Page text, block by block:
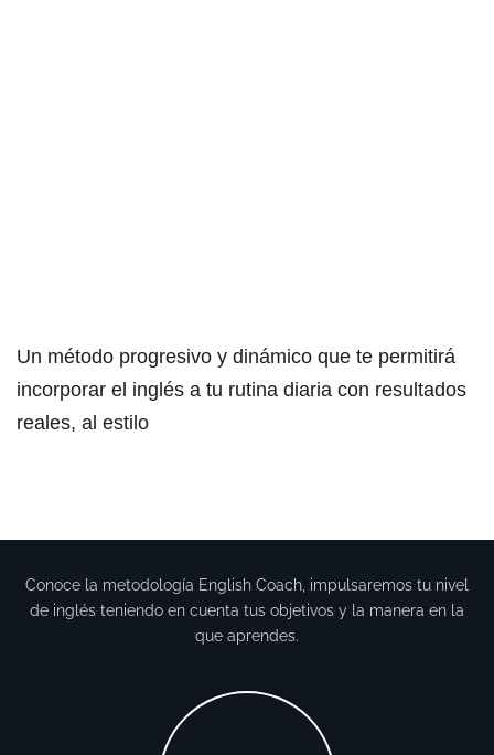
Un método progresivo y dinámico que te permitirá
incorporar el inglés a tu rutina diaria con resultados
reales, al estilo
Conoce la metodología English Coach, impulsaremos tu nivel
de inglés teniendo en cuenta tus objetivos y la manera en la
que aprendes.